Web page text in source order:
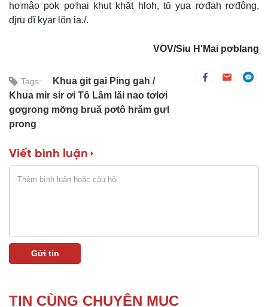
hơmâo pok pơhai khut khăt hloh, tŭ yua rơđah rơđông,
djru đĭ kyar lŏn ia./.
VOV/Siu H'Mai pơblang
Tags:
Khua git gai Ping gah
Khua mir sir ơi Tô Lâm lăi nao tơlơi
gơgrong mơ̆ng bruă pơtô hrăm gưl
prong
Viết bình luận
TIN CÙNG CHUYÊN MỤC